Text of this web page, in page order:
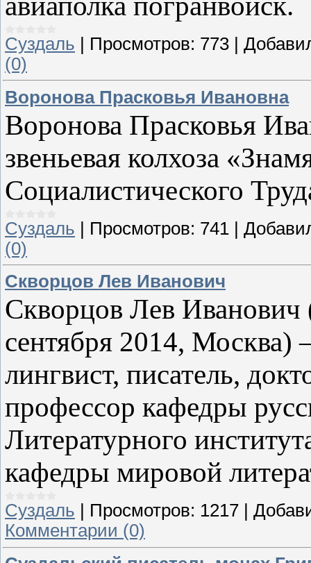
Суздаль Просмотров: 773
(0)
Воронова Прасковья Ивановна
Воронова Прасковья
звеньевая колхоза
Социалистического
Суздаль | Просмотров: 741 |
(0)
Скворцов Лев Иванович
Скворцов Лев
сентября 2014, Москва)
лингвист, писатель,
профессор кафедры
Литературного
кафедры мировой
Суздаль Просмотров: 1217
Комментарии (0)